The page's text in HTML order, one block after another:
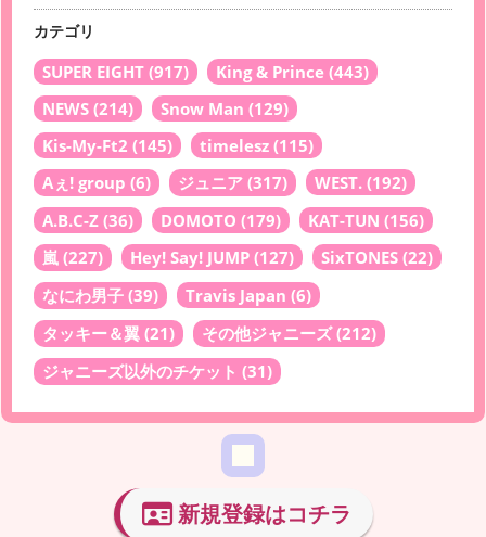
カテゴリ
SUPER EIGHT (917) King & Prince (443)
NEWS (214) Snow Man (129)
Kis-My-Ft2 (145) timelesz (115)
Aぇ! group (6) ジュニア (317) WEST. (192)
A.B.C-Z (36) DOMOTO (179) KAT-TUN (156)
嵐 (227) Hey! Say! JUMP (127) SixTONES (22)
なにわ男子 (39) Travis Japan (6)
タッキー＆翼 (21) その他ジャニーズ(212)
ジャニーズ以外のチケット (31)
新規登録はコチラ